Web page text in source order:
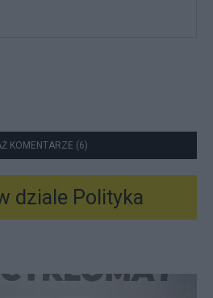
KOMENTARZE (6)
dziale Polityka